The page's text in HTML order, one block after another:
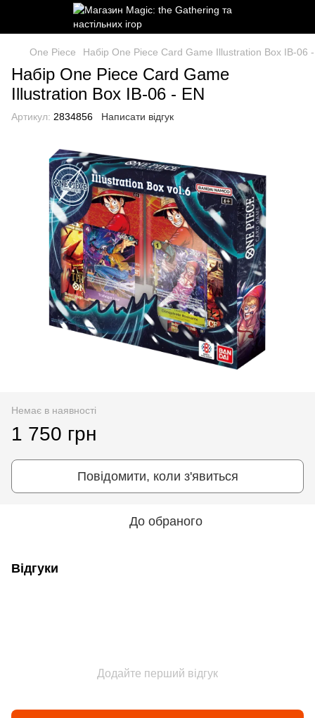
One Piece Набір One Piece Card Game Illustration Box IB-06
Набір One Piece Card Game
Illustration Box IB-06 - EN
Артикул: 2834856 Написати відгук
Немає в наявності
1 750 грн
Повідомити, коли з'явиться
До обраного
Відгуки
Додайте перший відгук